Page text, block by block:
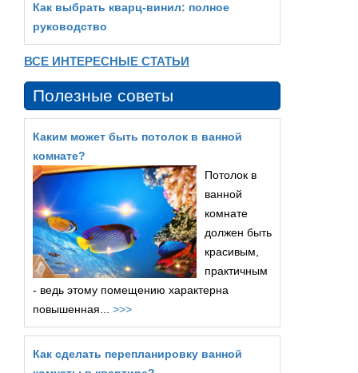
Как выбрать кварц‑винил: полное
руководство
ВСЕ ИНТЕРЕСНЫЕ СТАТЬИ
Полезные советы
Каким может быть потолок в ванной
комнате?
Потолок в
ванной
комнате
должен быть
красивым,
практичным
- ведь этому помещению характерна
повышенная... >>>
Как сделать перепланировку ванной